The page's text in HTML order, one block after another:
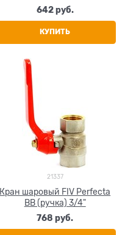
642 руб.
КУПИТЬ
21337
Кран шаровый FIV Perfecta
ВВ (ручка) 3/4"
768 руб.